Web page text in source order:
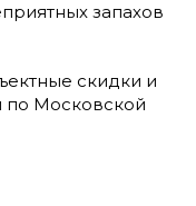
запахов
скидки и
по Московской